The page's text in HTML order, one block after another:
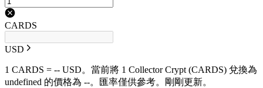
CARDS
USD
1 CARDS = -- USD。當前將 1 Collector Crypt (CARDS) 兌換為
undefined 的價格為 --。匯率僅供參考。剛剛更新。